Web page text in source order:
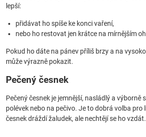
lepší:
přidávat ho spíše ke konci vaření,
nebo ho restovat jen krátce na mírnějším
Pokud ho dáte na pánev příliš brzy a na
může výrazně pokazit.
Pečený česnek
Pečený česnek je jemnější, nasládlý a výborně
polévek nebo na pečivo. Je to dobrá volba pro
česnek dráždí žaludek, ale nechtějí se ho vzdát.